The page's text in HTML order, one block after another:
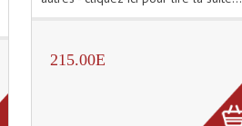
215.00E